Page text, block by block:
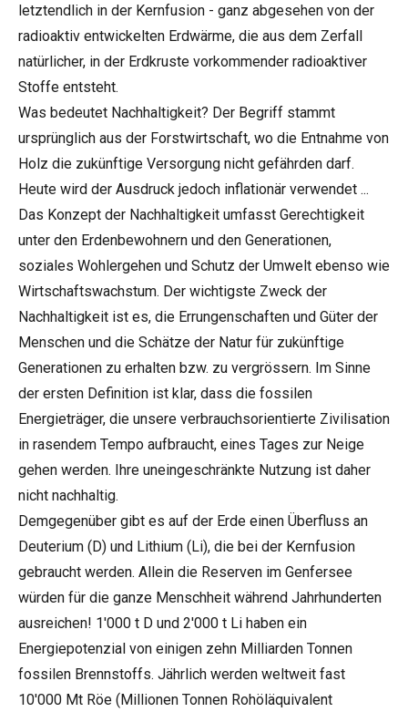
letztendlich in der Kernfusion - ganz abgesehen von der
radioaktiv entwickelten Erdwärme, die aus dem Zerfall
natürlicher, in der Erdkruste vorkommender radioaktiver
Stoffe entsteht.
Was bedeutet Nachhaltigkeit? Der Begriff stammt
ursprünglich aus der Forstwirtschaft, wo die Entnahme von
Holz die zukünftige Versorgung nicht gefährden darf.
Heute wird der Ausdruck jedoch inflationär verwendet ...
Das Konzept der Nachhaltigkeit umfasst Gerechtigkeit
unter den Erdenbewohnern und den Generationen,
soziales Wohlergehen und Schutz der Umwelt ebenso wie
Wirtschaftswachstum. Der wichtigste Zweck der
Nachhaltigkeit ist es, die Errungenschaften und Güter der
Menschen und die Schätze der Natur für zukünftige
Generationen zu erhalten bzw. zu vergrössern. Im Sinne
der ersten Definition ist klar, dass die fossilen
Energieträger, die unsere verbrauchsorientierte Zivilisation
in rasendem Tempo aufbraucht, eines Tages zur Neige
gehen werden. Ihre uneingeschränkte Nutzung ist daher
nicht nachhaltig.
Demgegenüber gibt es auf der Erde einen Überfluss an
Deuterium (D) und Lithium (Li), die bei der Kernfusion
gebraucht werden. Allein die Reserven im Genfersee
würden für die ganze Menschheit während Jahrhunderten
ausreichen! 1'000 t D und 2'000 t Li haben ein
Energiepotenzial von einigen zehn Milliarden Tonnen
fossilen Brennstoffs. Jährlich werden weltweit fast
10'000 Mt Röe (Millionen Tonnen Rohöläquivalent